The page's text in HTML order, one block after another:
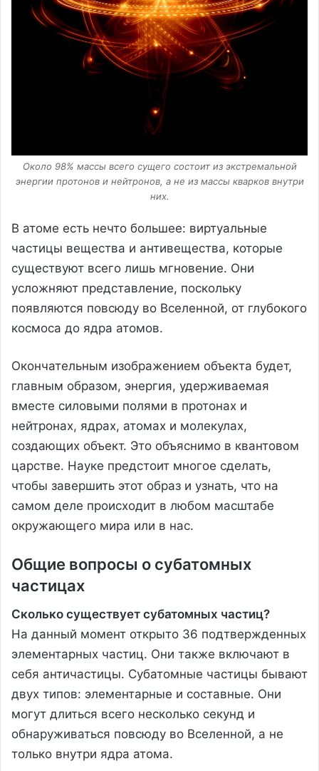
Около 98% массы всего сущего состоит из экстремальной
энергии протонов и нейтронов, а не из массы кварков внутри
них.
В атоме есть нечто большее: виртуальные
частицы вещества и антивещества, которые
существуют всего лишь мгновение. Они
усложняют представление, поскольку
появляются повсюду во Вселенной, от глубокого
космоса до ядра атомов.
Окончательным изображением объекта будет,
главным образом, энергия, удерживаемая
вместе силовыми полями в протонах и
нейтронах, ядрах, атомах и молекулах,
создающих объект. Это объяснимо в квантовом
царстве. Науке предстоит многое сделать,
чтобы завершить этот образ и узнать, что на
самом деле происходит в любом масштабе
окружающего мира или в нас.
Общие вопросы о субатомных
частицах
Сколько существует субатомных частиц?
На данный момент открыто 36 подтвержденных
элементарных частиц. Они также включают в
себя античастицы. Субатомные частицы бывают
двух типов: элементарные и составные. Они
могут длиться всего несколько секунд и
обнаруживаться повсюду во Вселенной, а не
только внутри ядра атома.